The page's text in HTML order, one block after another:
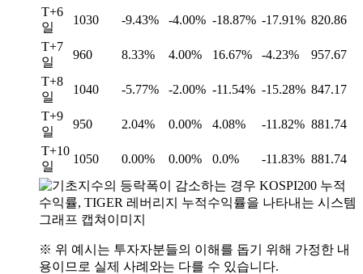
T+6
일
1030 -9.43% -4.00% -18.87% -17.91% 820.86
T+7
일
960 8.33% 4.00% 16.67% -4.23%
957.67
T+8
일
1040 -5.77% -2.00% -11.54% -15.28% 847.17
T+9
일
950 2.04% 0.00% 4.08% -11.82% 881.74
T+10
일
1050 0.00% 0.00% 0.0% -11.83% 881.74
※ 위 예시는 투자자분들의 이해를 돕기 위해 가정한 내
용이므로 실제 사례와는 다를 수 있습니다.